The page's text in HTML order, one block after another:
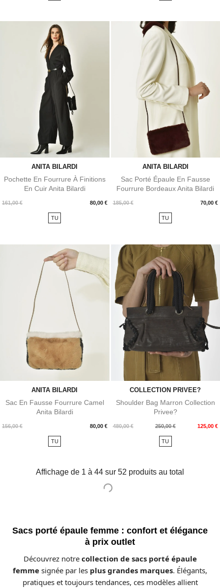
ANITA BILARDI
Pochette En Fourrure À Finitions
En Cuir Anita Bilardi
161,00 € 80,00 €
Prix
TU
ANITA BILARDI
Sac Porté Épaule En Fausse
Fourrure Bordeaux Anita Bilardi
185,00 € 70,00 €
Prix
TU
ANITA BILARDI
Sac En Fausse Fourrure Camel
Anita Bilardi
156,00 € 80,00 €
Prix
TU
COLLECTION PRIVEE?
Shoulder Bag Marron Collection
Privee?
480,00 €
Prix
250,00 € 125,00 €
Prix
TU
Affichage de 1 à 44 sur 52 produits au total
Sacs porté épaule femme : confort et élégance
à prix outlet
Découvrez notre collection de sacs porté épaule
femme signée par les plus grandes marques. Élégants,
pratiques et toujours tendances, ces modèles allient